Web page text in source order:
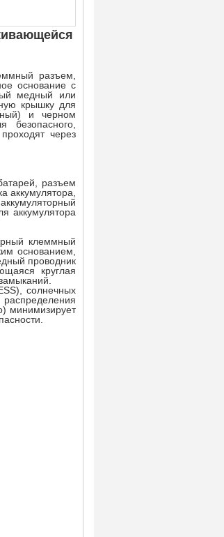
разъем,
основание с
медный или
крышку для
и черном
безопасного,
через
разъем
аккумулятора,
аккумулятора
клеммный
основанием,
проводник
круглая
солнечных
минимизирует